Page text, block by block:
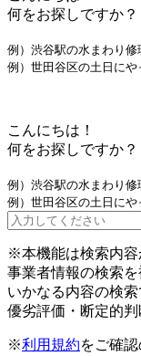
何をお探しですか？
例）渋谷駅の水まわり修
例）世田谷区の土日にや
こんにちは！
何をお探しですか？
例）渋谷駅の水まわり修
例）世田谷区の土日にや
※本機能は検索内容
事業者情報の検索を
いかなる内容の検
優劣評価・断定的判
※利用規約をご確